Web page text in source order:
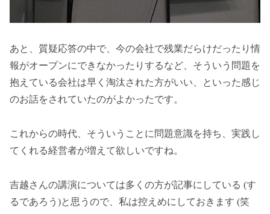
あと、質疑応答の中で、今の会社で残業だらけだったり情
報がオープンにできなかったりするなど、そういう問題を
抱えている会社は早く淘汰された方がいい、といった感じ
のお話をされていたのがよかったです。
これからの時代、そういうことに問題意識を持ち、実践し
てくれる経営者が増えて欲しいですね。
吉越さんの講演については多くの方が記事にしている (す
るであろう)と思うので、私は控えめにしておきます (笑